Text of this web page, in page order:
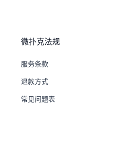
微扑克法规
服务条款
退款方式
常见问题表